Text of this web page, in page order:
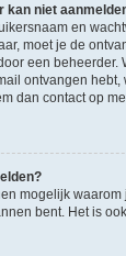
kan niet
en
moet je de
een
ontvangen
dan contact op
mogelijk
bent. Het is